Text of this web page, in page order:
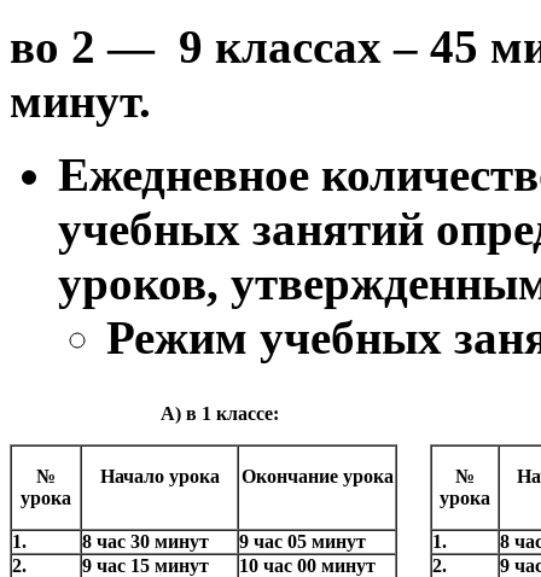
во 2 — 9 классах –
минут.
Ежедневное
учебных занятий
уроков,
Режим учебных
А) в 1 классе:
№
урока
Начало урока Окончание урока
1. 8 час 30 минут
9 час 05 минут
2.
9 час 15 минут
10 час 00 минут
№
урока
1.
8
2.
9